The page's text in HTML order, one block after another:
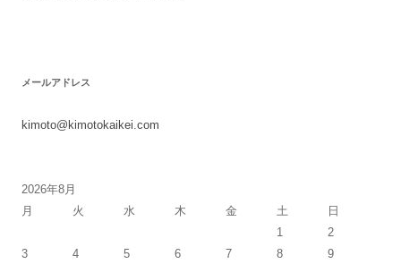
メールアドレス
kimoto@kimotokaikei.com
2026年8月
月
火 水 木 金 土
日
1
2
3
4 5 6 7 8
9